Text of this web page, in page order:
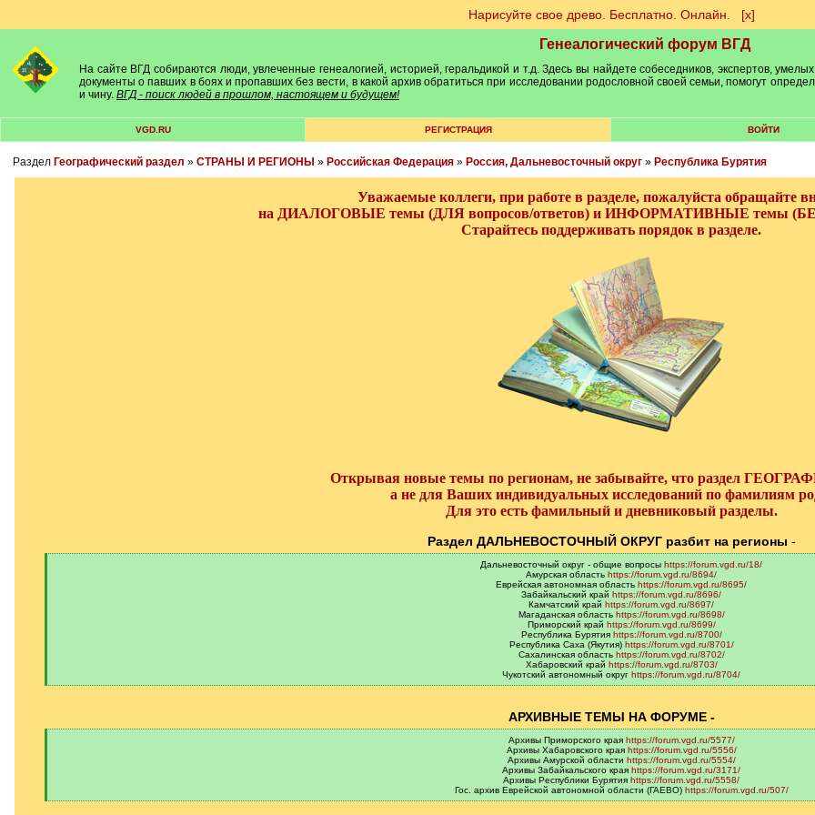
Нарисуйте свое древо. Бесплатно. Онлайн. [х]
Генеалогический форум ВГД
На сайте ВГД собираются люди, увлеченные генеалогией, историей, геральдикой и т.д. Здесь вы найдете собеседников, экспертов,
документы о павших в боях и пропавших без вести, в какой архив обратиться при исследовании родословной своей семьи, помогут
и чину. ВГД - поиск людей в прошлом, настоящем и будущем!
VGD.RU РЕГИСТРАЦИЯ ВОЙТИ
Раздел Географический раздел » СТРАНЫ И РЕГИОНЫ » Российская Федерация» Россия, Дальневосточный округ» Республика Бурятия
Уважаемые коллеги, при работе в разделе, пожалуйста обращайте
на ДИАЛОГОВЫЕ темы (ДЛЯ вопросов/ответов) и ИНФОРМАТИВНЫЕ темы (БЕЗ
Старайтесь поддерживать порядок в разделе.
Открывая новые темы по регионам, не забывайте, что раздел
а не для Ваших индивидуальных исследований по фамилиям
Для это есть фамильный и дневниковый разделы.
Раздел ДАЛЬНЕВОСТОЧНЫЙ ОКРУГ разбит на регионы -
Дальневосточный округ - общие вопросы https://forum.vgd.ru/18/
Амурская область https://forum.vgd.ru/8694/
Еврейская автономная область https://forum.vgd.ru/8695/
Забайкальский край https://forum.vgd.ru/8696/
Камчатский край https://forum.vgd.ru/8697/
Магаданская область https://forum.vgd.ru/8698/
Приморский край https://forum.vgd.ru/8699/
Республика Бурятия https://forum.vgd.ru/8700/
Республика Саха (Якутия) https://forum.vgd.ru/8701/
Сахалинская область https://forum.vgd.ru/8702/
Хабаровский край https://forum.vgd.ru/8703/
Чукотский автономный округ https://forum.vgd.ru/8704/
[
АРХИВНЫЕ ТЕМЫ НА ФОРУМЕ -
Архивы Приморского края https://forum.vgd.ru/5577/
Архивы Хабаровского края https://forum.vgd.ru/5556/
Архивы Амурской области https://forum.vgd.ru/5554/
Архивы Забайкальского края https://forum.vgd.ru/3171/
Архивы Республики Бурятия https://forum.vgd.ru/5558/
Гос. архив Еврейской автономной области (ГАЕВО) https://forum.vgd.ru/507/
[